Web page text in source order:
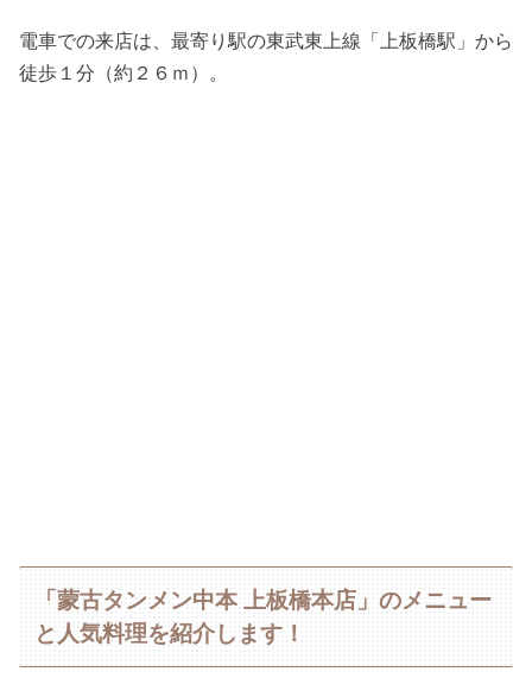
電車での来店は、最寄り駅の東武東上線「上板橋駅」から
徒歩１分（約２６ｍ）。
「蒙古タンメン中本 上板橋本店」のメニュー
と人気料理を紹介します！